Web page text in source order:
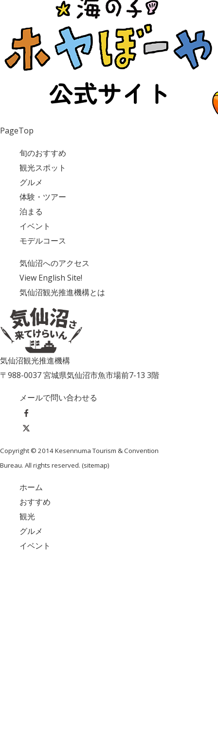
PageTop
旬のおすすめ
観光スポット
グルメ
体験・ツアー
泊まる
イベント
モデルコース
気仙沼へのアクセス
View English Site!
気仙沼観光推進機構とは
気仙沼観光推進機構
〒988-0037 宮城県気仙沼市魚市場前7-13 3階
メールで問い合わせる
Copyright © 2014 Kesennuma Tourism & Convention
Bureau. All rights reserved. (sitemap)
ホーム
おすすめ
観光
グルメ
イベント